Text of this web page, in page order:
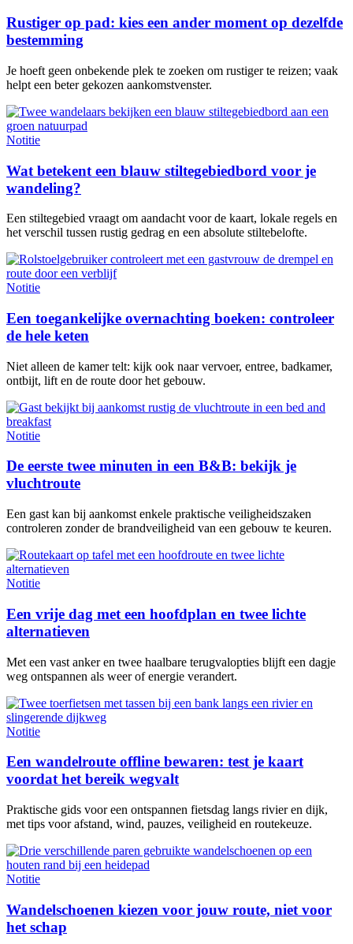
Rustiger op pad: kies een ander moment op dezelfde
bestemming
Je hoeft geen onbekende plek te zoeken om rustiger te reizen; vaak
helpt een beter gekozen aankomstvenster.
Notitie
Wat betekent een blauw stiltegebiedbord voor je
wandeling?
Een stiltegebied vraagt om aandacht voor de kaart, lokale regels en
het verschil tussen rustig gedrag en een absolute stiltebelofte.
Notitie
Een toegankelijke overnachting boeken: controleer
de hele keten
Niet alleen de kamer telt: kijk ook naar vervoer, entree, badkamer,
ontbijt, lift en de route door het gebouw.
Notitie
De eerste twee minuten in een B&B: bekijk je
vluchtroute
Een gast kan bij aankomst enkele praktische veiligheidszaken
controleren zonder de brandveiligheid van een gebouw te keuren.
Notitie
Een vrije dag met een hoofdplan en twee lichte
alternatieven
Met een vast anker en twee haalbare terugvalopties blijft een dagje
weg ontspannen als weer of energie verandert.
Notitie
Een wandelroute offline bewaren: test je kaart
voordat het bereik wegvalt
Praktische gids voor een ontspannen fietsdag langs rivier en dijk,
met tips voor afstand, wind, pauzes, veiligheid en routekeuze.
Notitie
Wandelschoenen kiezen voor jouw route, niet voor
het schap